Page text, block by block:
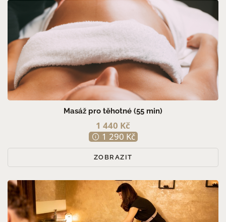
Masáž pro těhotné (55 min)
1 440 Kč
1 290 Kč
ZOBRAZIT